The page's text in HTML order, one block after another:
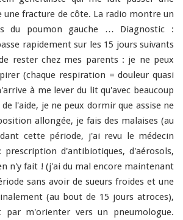
une fracture de côte. La radio montre un
du poumon gauche … Diagnostic :
rapidement sur les 15 jours suivants
rester chez mes parents : je ne peux
(chaque respiration = douleur quasi
à me lever du lit qu'avec beaucoup
l'aide, je ne peux dormir que assise ne
allongée, je fais des malaises (au
cette période, j'ai revu le médecin
d'antibiotiques, d'aérosols,
n'y fait ! (j'ai du mal encore maintenant
sans avoir de sueurs froides et une
(au bout de 15 jours atroces),
par m'orienter vers un pneumologue.